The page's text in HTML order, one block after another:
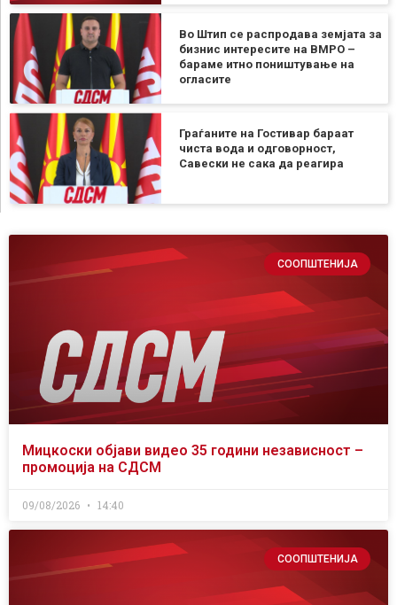
Во Штип се распродава земјата за
бизнис интересите на ВМРО –
бараме итно поништување на
огласите
Граѓаните на Гостивар бараат
чиста вода и одговорност,
Савески не сака да реагира
СООПШТЕНИЈА
Мицкоски објави видео 35 години независност –
промоција на СДСМ
09/08/2026 14:40
СООПШТЕНИЈА